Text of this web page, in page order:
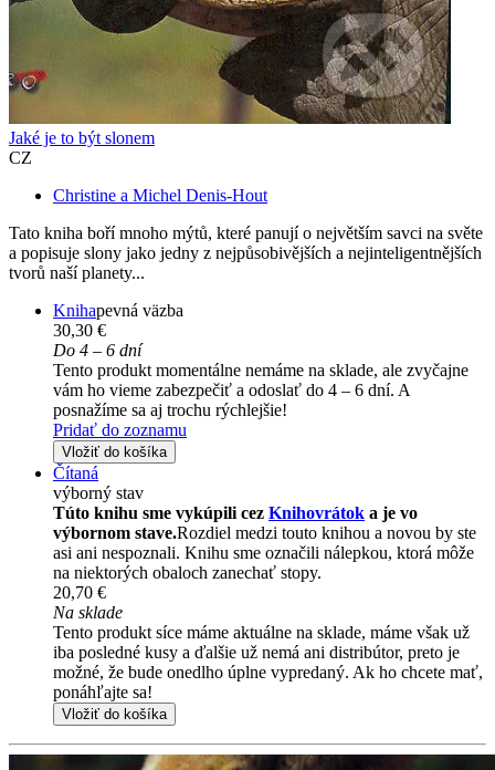
Jaké je to být slonem
CZ
Christine a Michel Denis-Hout
Tato kniha boří mnoho mýtů, které panují o největším savci na světe
a popisuje slony jako jedny z nejpůsobivějších a nejinteligentnějších
tvorů naší planety...
Knihapevná väzba
30,30 €
Do 4 – 6 dní
Tento produkt momentálne nemáme na sklade, ale zvyčajne
vám ho vieme zabezpečiť a odoslať do 4 – 6 dní. A
posnažíme sa aj trochu rýchlejšie!
Pridať do zoznamu
Vložiť do košíka
Čítaná
výborný stav
Túto knihu sme vykúpili cez Knihovrátok a je vo
výbornom stave.Rozdiel medzi touto knihou a novou by ste
asi ani nespoznali. Knihu sme označili nálepkou, ktorá môže
na niektorých obaloch zanechať stopy.
20,70 €
Na sklade
Tento produkt síce máme aktuálne na sklade, máme však už
iba posledné kusy a ďalšie už nemá ani distribútor, preto je
možné, že bude onedlho úplne vypredaný. Ak ho chcete mať,
ponáhľajte sa!
Vložiť do košíka